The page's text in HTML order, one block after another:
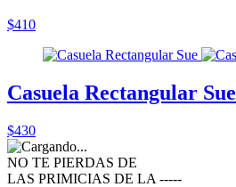
$410
Casuela Rectangular Sue
$430
NO TE PIERDAS DE
LAS PRIMICIAS DE LA ‑‑‑‑‑